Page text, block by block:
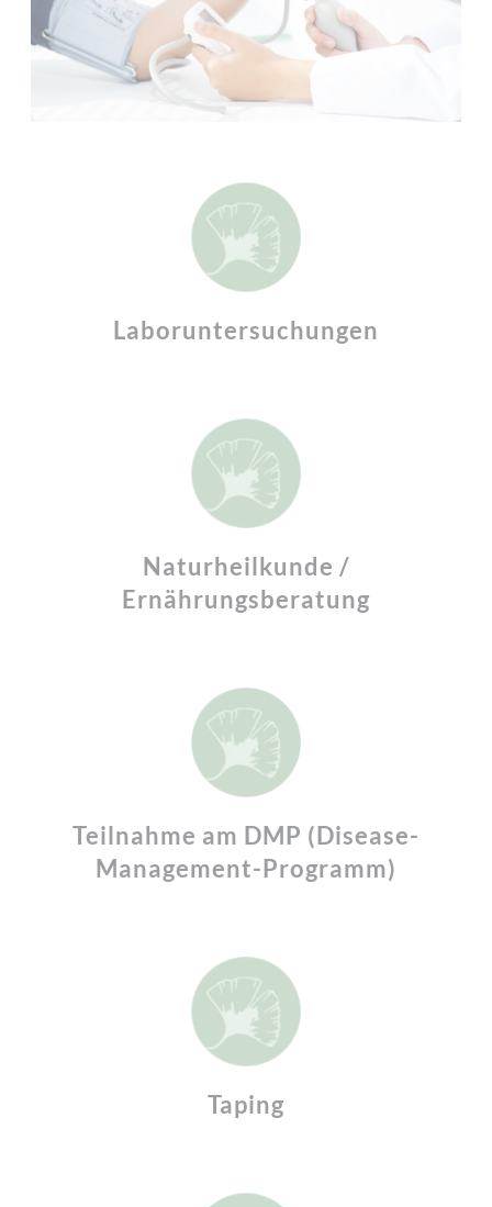
Laboruntersuchungen
Naturheilkunde /
Ernährungsberatung
Teilnahme am DMP (Disease-
Management-Programm)
Taping